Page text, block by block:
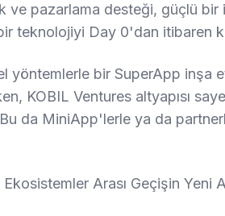
ve pazarlama desteği, güçlü bir
teknolojiyi Day 0'dan itibaren
yöntemlerle bir SuperApp inşa
KOBIL Ventures altyapısı
da MiniApp'lerle ya da
Arası Geçişin Yeni